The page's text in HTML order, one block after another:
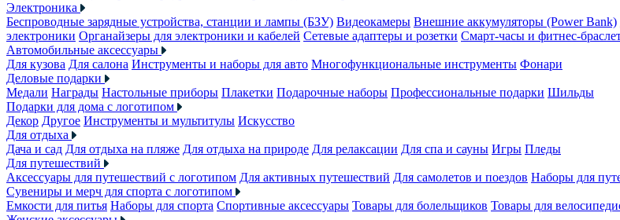
Электроника
Беспроводные зарядные устройства, станции и лампы (БЗУ) Видеокамеры Внешние аккумуляторы (Power Bank)
электроники Органайзеры для электроники и кабелей Сетевые адаптеры и розетки Смарт-часы и фитнес-
Автомобильные аксессуары
Для кузова Для салона Инструменты и наборы для авто Многофункциональные инструменты Фонари
Деловые подарки
Медали Награды Настольные приборы Плакетки Подарочные наборы Профессиональные подарки Шильды
Подарки для дома с логотипом
Декор Другое Инструменты и мультитулы Искусство
Для отдыха
Дача и сад Для отдыха на пляже Для отдыха на природе Для релаксации Для спа и сауны Игры Пледы
Для путешествий
Аксессуары для путешествий с логотипом Для активных путешествий Для самолетов и поездов Наборы для
Сувениры и мерч для спорта с логотипом
Емкости для питья Наборы для спорта Спортивные аксессуары Товары для болельщиков Товары для